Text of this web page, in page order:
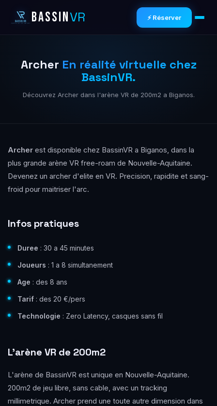
BASSINVR ⚡ Réserver
Archer En réalité virtuelle chez
BassinVR.
Découvrez Archer dans l'arène VR de 200m2 a Biganos.
Archer est disponible chez BassinVR a Biganos, dans la
plus grande arène VR free-roam de Nouvelle-Aquitaine.
Devenez un archer d'elite en VR. Precision, rapidite et sang-
froid pour maitriser l'arc.
Infos pratiques
Duree : 30 a 45 minutes
Joueurs : 1 a 8 simultanement
Age : des 8 ans
Tarif : des 20 €/pers
Technologie : Zero Latency, casques sans fil
L'arène VR de 200m2
L'arène de BassinVR est unique en Nouvelle-Aquitaine.
200m2 de jeu libre, sans cable, avec un tracking
millimetrique. Archer prend une toute autre dimension dans